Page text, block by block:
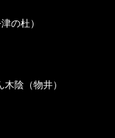
の杜）
陰（物井）